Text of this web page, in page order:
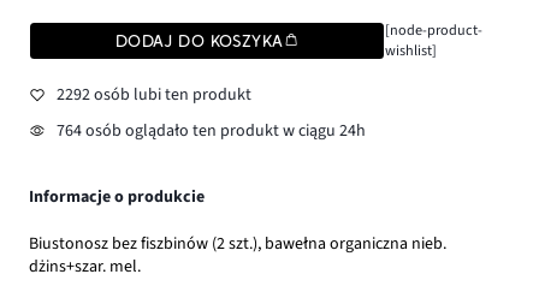
DODAJ DO KOSZYKA
[node-product-
wishlist]
2292 osób lubi ten produkt
764 osób oglądało ten produkt w ciągu 24h
Informacje o produkcie
Biustonosz bez fiszbinów (2 szt.), bawełna organiczna nieb.
dżins+szar. mel.